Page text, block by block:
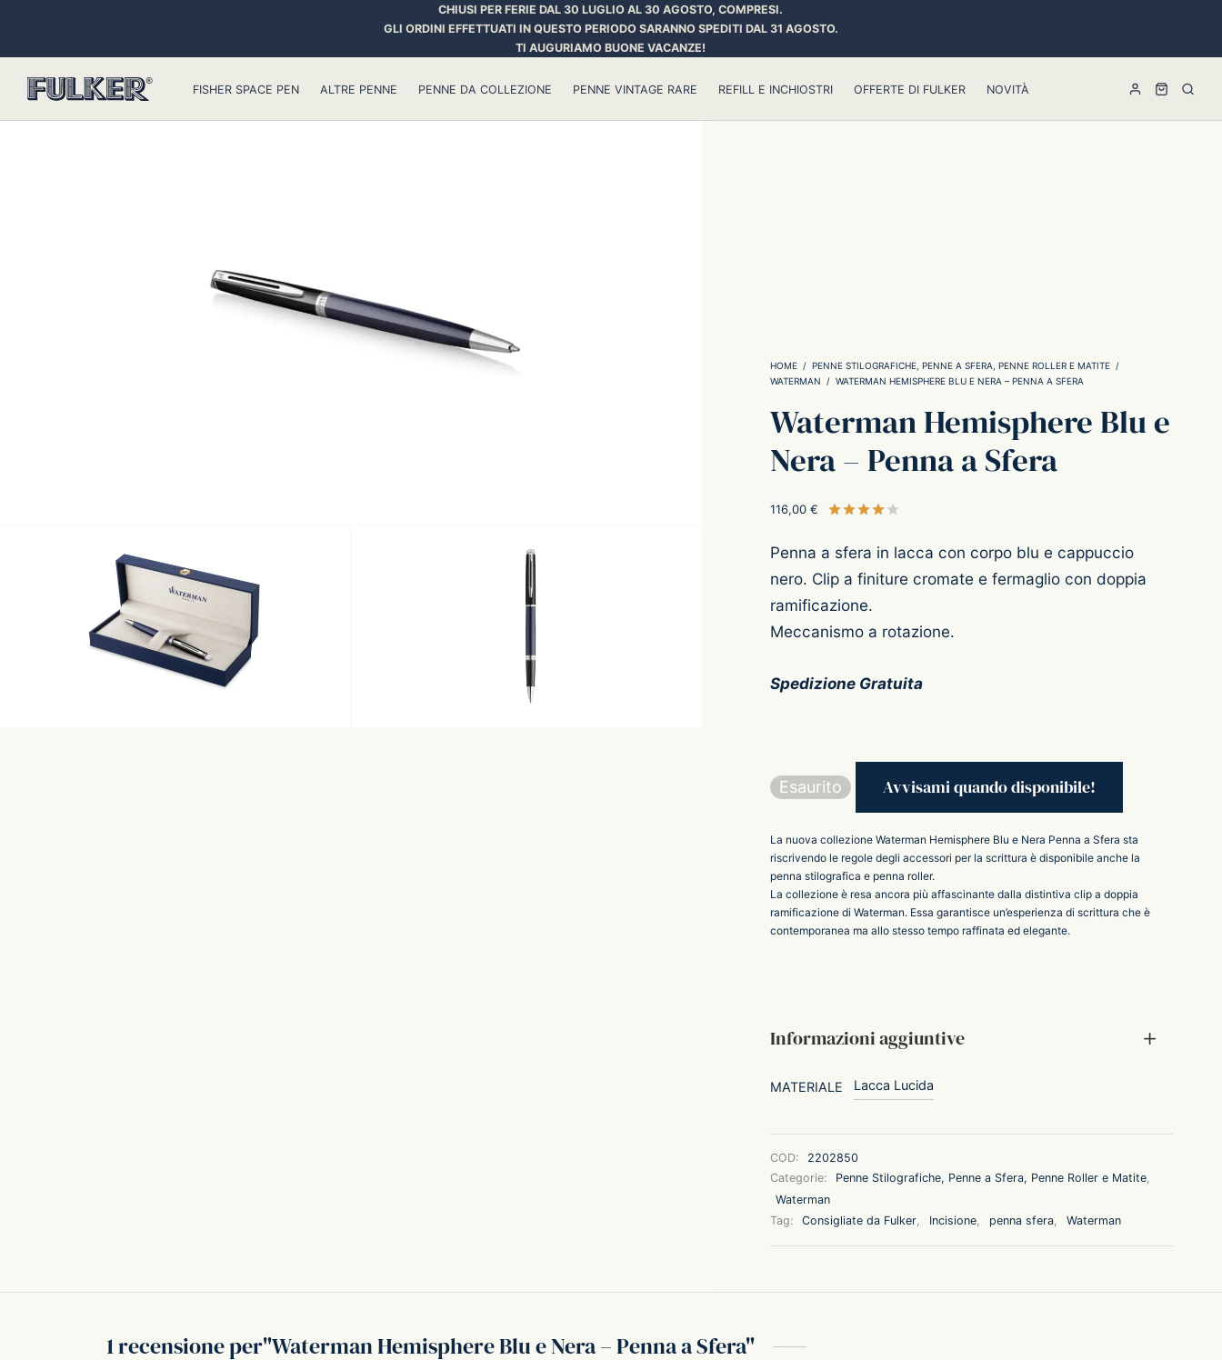
CHIUSI PER FERIE DAL 30 LUGLIO AL 30 AGOSTO, COMPRESI.
GLI ORDINI EFFETTUATI IN QUESTO PERIODO SARANNO SPEDITI DAL 31 AGOSTO.
TI AUGURIAMO BUONE VACANZE!
FISHER SPACE PEN ALTRE PENNE PENNE DA COLLEZIONE PENNE VINTAGE RARE REFILL E INCHIOSTRI OFFERTE DI FULKER NOVITÀ
HOME / PENNE STILOGRAFICHE, PENNE A SFERA, PENNE ROLLER E MATITE /
WATERMAN / WATERMAN HEMISPHERE BLU E NERA – PENNA A SFERA
Waterman Hemisphere Blu e
Nera – Penna a Sfera
116,00 €
Penna a sfera in lacca con corpo blu e cappuccio
nero. Clip a finiture cromate e fermaglio con doppia
ramificazione.
Meccanismo a rotazione.
Spedizione Gratuita
Esaurito
La nuova collezione Waterman Hemisphere Blu e Nera Penna a Sfera sta
riscrivendo le regole degli accessori per la scrittura è disponibile anche la
penna stilografica e penna roller.
La collezione è resa ancora più affascinante dalla distintiva clip a doppia
ramificazione di Waterman. Essa garantisce un’esperienza di scrittura che è
contemporanea ma allo stesso tempo raffinata ed elegante.
Informazioni aggiuntive
MATERIALE Lacca Lucida
COD:
2202850
Categorie:
Penne Stilografiche, Penne a Sfera, Penne Roller e Matite,
Waterman
Tag:
Consigliate da Fulker, Incisione, penna sfera, Waterman
1 recensione per Waterman Hemisphere Blu e Nera – Penna a Sfera